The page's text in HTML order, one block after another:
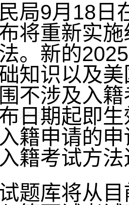
局9月18日
将重新实
。新的
知识以及
不涉及入
日期起即
籍申请的
籍考试方
题库将从